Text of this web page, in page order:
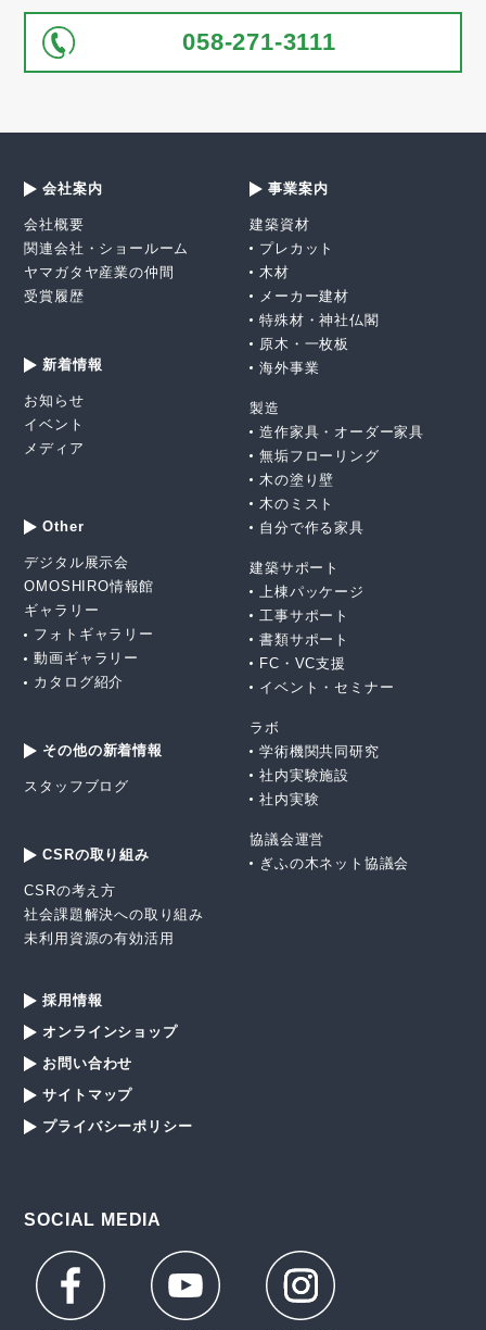
058-271-3111
会社案内
会社概要
関連会社・ショールーム
ヤマガタヤ産業の仲間
受賞履歴
新着情報
お知らせ
イベント
メディア
事業案内
建築資材
プレカット
木材
メーカー建材
特殊材・神社仏閣
原木・一枚板
海外事業
製造
造作家具・オーダー家具
無垢フローリング
木の塗り壁
木のミスト
自分で作る家具
建築サポート
上棟パッケージ
工事サポート
書類サポート
FC・VC支援
イベント・セミナー
ラボ
学術機関共同研究
社内実験施設
社内実験
協議会運営
ぎふの木ネット協議会
Other
デジタル展示会
OMOSHIRO情報館
ギャラリー
フォトギャラリー
動画ギャラリー
カタログ紹介
その他の新着情報
スタッフブログ
CSRの取り組み
CSRの考え方
社会課題解決への取り組み
未利用資源の有効活用
採用情報
オンラインショップ
お問い合わせ
サイトマップ
プライバシーポリシー
SOCIAL MEDIA